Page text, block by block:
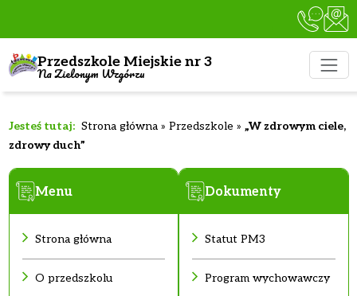
Przedszkole Miejskie nr 3
Na Zielonym Wzgórzu
Strona główna» Przedszkole » „W zdrowym ciele,
zdrowy duch”
Menu
Strona główna
O przedszkolu
Dokumenty
Statut PM3
Program wychowawczy